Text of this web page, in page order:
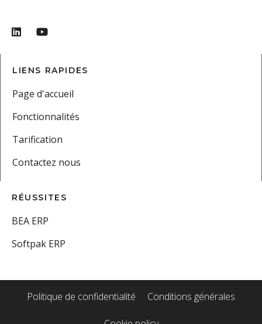
LIENS RAPIDES
Page d'accueil
Fonctionnalités
Tarification
Contactez nous
RÉUSSITES
BEA ERP
Softpak ERP
Politique de confidentialité Conditions générales